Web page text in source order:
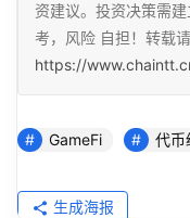
资建议。投资决策需
考，风险 自担！转载请
https://
GameFi 代币
生成海报